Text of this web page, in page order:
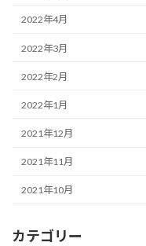
2022年4月
2022年3月
2022年2月
2022年1月
2021年12月
2021年11月
2021年10月
カテゴリー